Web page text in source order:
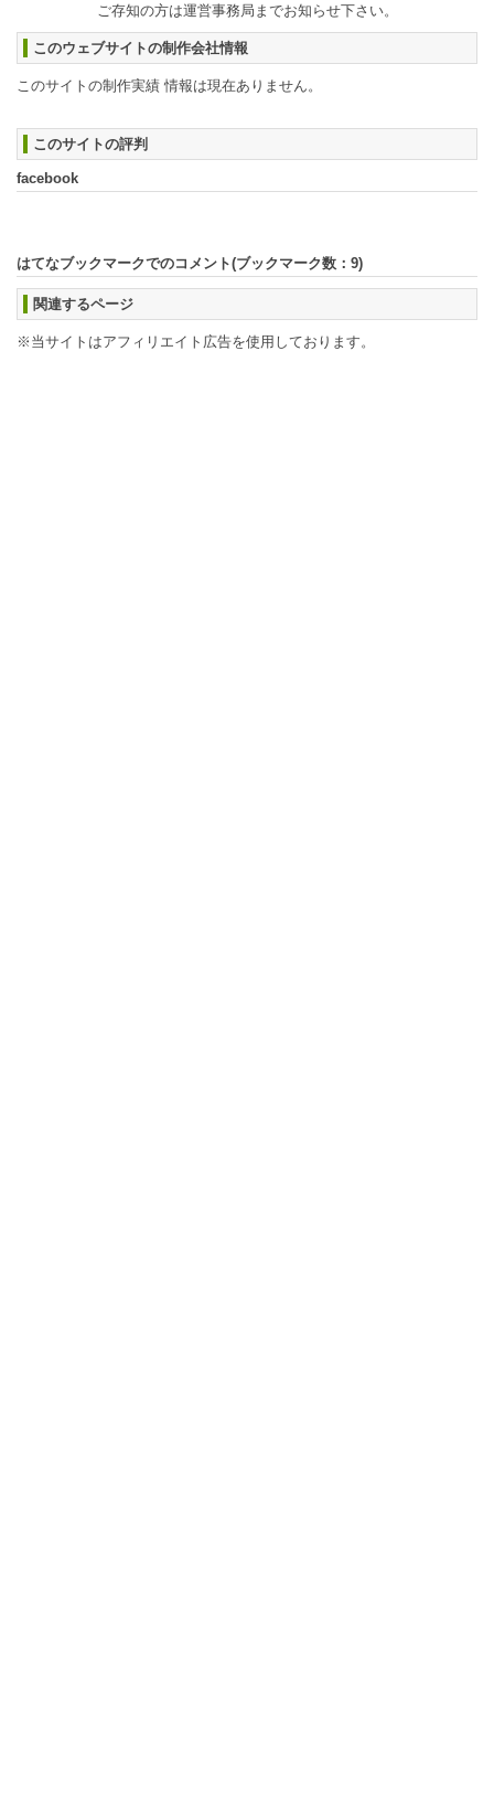
ご存知の方は運営事務局までお知らせ下さい。
このウェブサイトの制作会社情報
このサイトの制作実績 情報は現在ありません。
このサイトの評判
facebook
はてなブックマークでのコメント(ブックマーク数： 9)
関連するページ
※当サイトはアフィリエイト広告を使用しております。